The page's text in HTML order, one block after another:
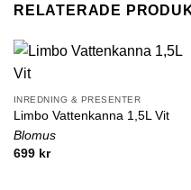
RELATERADE
INREDNING & PRESENTER
Limbo Vattenkanna 1,5L Vit
Blomus
699 kr